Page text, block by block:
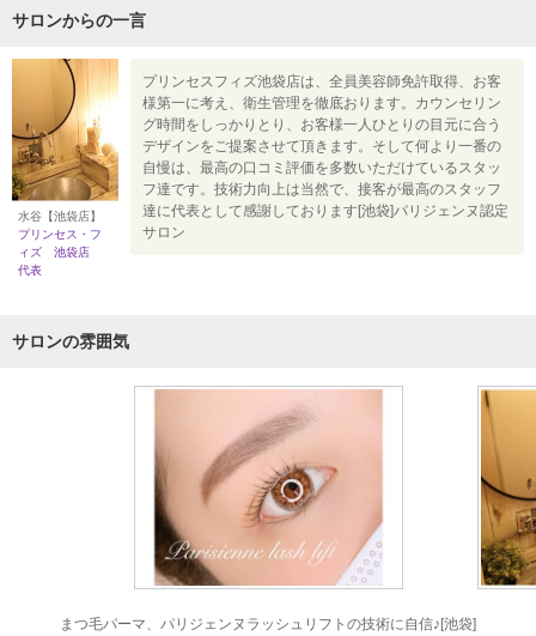
サロンからの一言
水谷【池袋店】
プリンセス・フ
ィズ 池袋店
代表
プリンセスフィズ池袋店は、全員美容師免許取得、お客
様第一に考え、衛生管理を徹底おります。カウンセリン
グ時間をしっかりとり、お客様一人ひとりの目元に合う
デザインをご提案させて頂きます。そして何より一番の
自慢は、最高の口コミ評価を多数いただけているスタッ
フ達です。技術力向上は当然で、接客が最高のスタッフ
達に代表として感謝しております[池袋]パリジェンヌ認定
サロン
サロンの雰囲気
まつ毛パーマ、パリジェンヌラッシュリフトの技術に自信♪[池袋]